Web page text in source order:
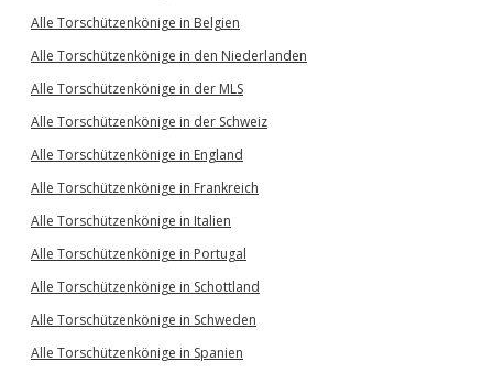
Alle Torschützenkönige in Belgien
Alle Torschützenkönige in den Niederlanden
Alle Torschützenkönige in der MLS
Alle Torschützenkönige in der Schweiz
Alle Torschützenkönige in England
Alle Torschützenkönige in Frankreich
Alle Torschützenkönige in Italien
Alle Torschützenkönige in Portugal
Alle Torschützenkönige in Schottland
Alle Torschützenkönige in Schweden
Alle Torschützenkönige in Spanien